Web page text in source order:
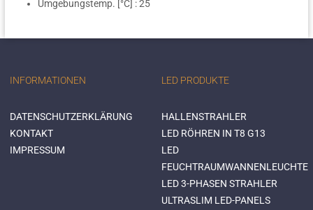
Umgebungstemp. [°C] : 25
INFORMATIONEN
DATENSCHUTZERKLÄRUNG
KONTAKT
IMPRESSUM
LED PRODUKTE
HALLENSTRAHLER
LED RÖHREN IN T8 G13
LED
FEUCHTRAUMWANNENLEUCHTE
LED 3-PHASEN STRAHLER
ULTRASLIM LED-PANELS